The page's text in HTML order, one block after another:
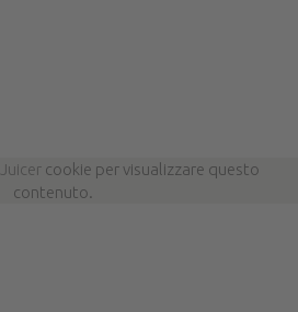
Juicer cookie per visualizzare questo
contenuto.